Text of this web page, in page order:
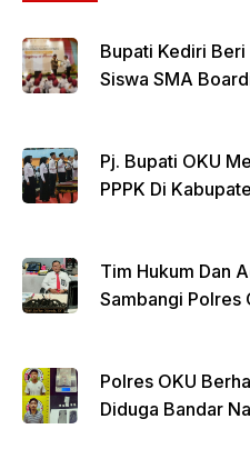
Bupati Kediri
Siswa SMA
Pj. Bupati OKU
PPPK Di
Tim Hukum Dan
Sambangi Polres
Polres OKU
Diduga Bandar